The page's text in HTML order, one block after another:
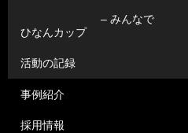
– みんなで
ひなんカップ
活動の記録
事例紹介
採用情報